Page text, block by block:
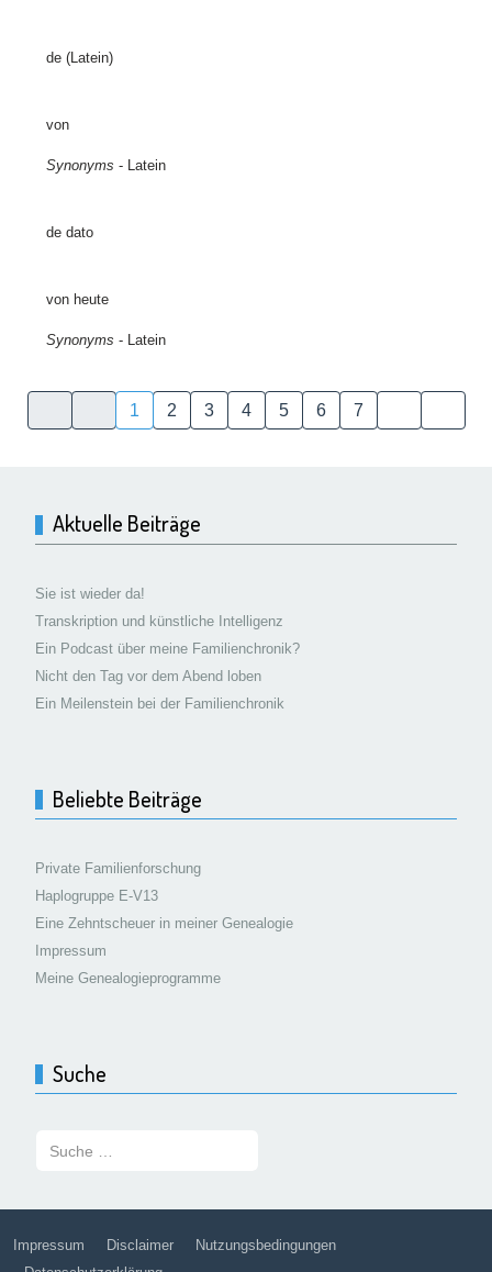
de (Latein)
von
Synonyms - Latein
de dato
von heute
Synonyms - Latein
1 2 3 4 5 6 7
Aktuelle Beiträge
Sie ist wieder da!
Transkription und künstliche Intelligenz
Ein Podcast über meine Familienchronik?
Nicht den Tag vor dem Abend loben
Ein Meilenstein bei der Familienchronik
Beliebte Beiträge
Private Familienforschung
Haplogruppe E-V13
Eine Zehntscheuer in meiner Genealogie
Impressum
Meine Genealogieprogramme
Suche
Impressum Disclaimer
Nutzungsbedingungen